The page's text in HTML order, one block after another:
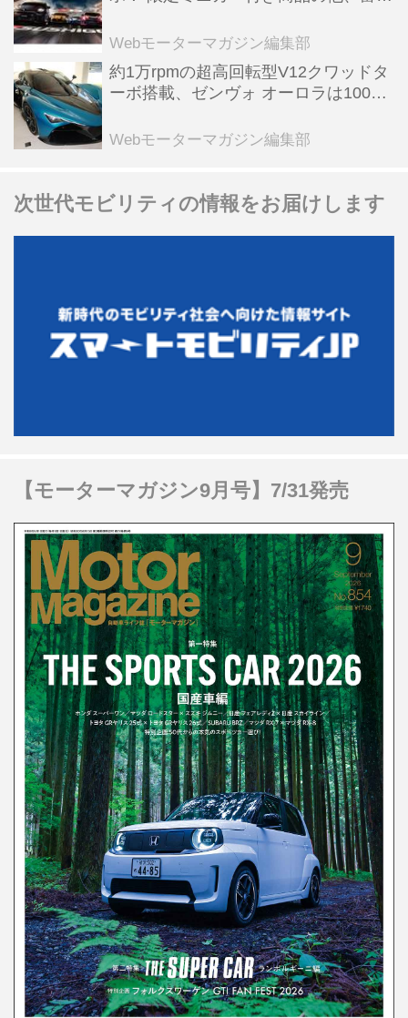
る抽選企画などを展開
Webモーターマガジン編集部
約1万rpmの超高回転型V12クワッドタ
ーボ搭載、ゼンヴォ オーロラは100台
【スーパーカークロニクル・完全版／
Webモーターマガジン編集部
次世代モビリティの情報をお届けします
【モーターマガジン9月号】7/31発売